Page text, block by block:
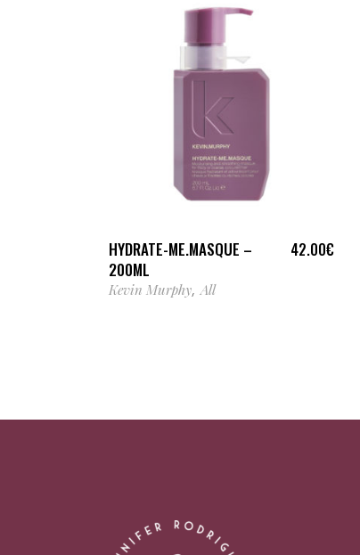
AJOUTER AU PANIER
HYDRATE-ME.MASQUE –
200ML
42.00€
Kevin Murphy,All